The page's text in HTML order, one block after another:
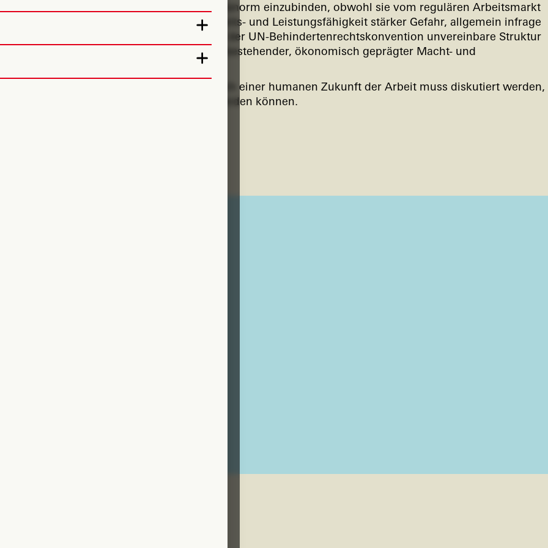
Behinderung symbolisch in diese Arbeitsnorm einzubinden, obwohl sie vom regulären Arbeitsmarkt
Einbindung liefe die Norm der Arbeits- und Leistungsfähigkeit stärker Gefahr, allgemein infrage
warum die segregierende und mit der UN-Behindertenrechtskonvention unvereinbare Struktur
fortbesteht: Sie trägt zur Stabilisierung bestehender, ökonomisch geprägter Macht- und
nicht. Im Gegenteil: Für die Frage nach einer humanen Zukunft der Arbeit muss diskutiert werden,
Strukturen ersetzt werden können.